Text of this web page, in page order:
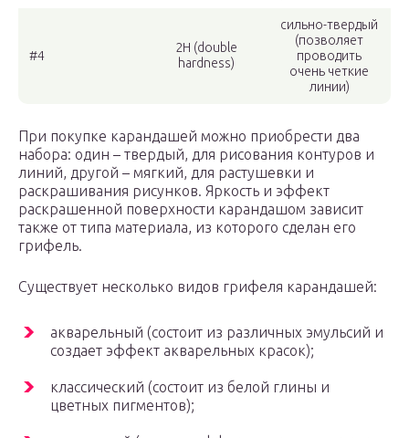
#4
2H (double
hardness)
сильно-твердый
(позволяет
проводить
очень четкие
линии)
При покупке карандашей можно приобрести два
набора: один – твердый, для рисования контуров и
линий, другой – мягкий, для растушевки и
раскрашивания рисунков. Яркость и эффект
раскрашенной поверхности карандашом зависит
также от типа материала, из которого сделан его
грифель.
Существует несколько видов грифеля карандашей:
акварельный (состоит из различных эмульсий и
создает эффект акварельных красок);
классический (состоит из белой глины и
цветных пигментов);